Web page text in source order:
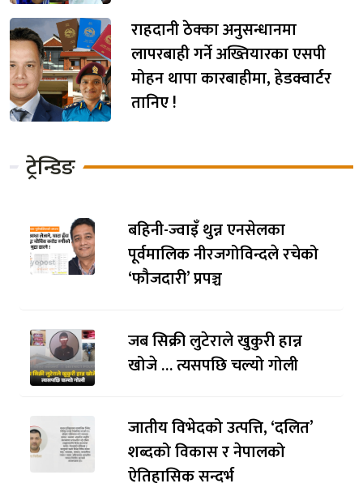
राहदानी ठेक्का अनुसन्धानमा
लापरबाही गर्ने अख्तियारका एसपी
मोहन थापा कारबाहीमा, हेडक्वार्टर
तानिए !
ट्रेन्डिङ
बहिनी-ज्वाइँ थुन्न एनसेलका
पूर्वमालिक नीरजगोविन्दले रचेको
‘फौजदारी’ प्रपञ्च
जब सिक्री लुटेराले खुकुरी हान्न
खोजे … त्यसपछि चल्यो गोली
जातीय विभेदको उत्पत्ति, ‘दलित’
शब्दको विकास र नेपालको
ऐतिहासिक सन्दर्भ